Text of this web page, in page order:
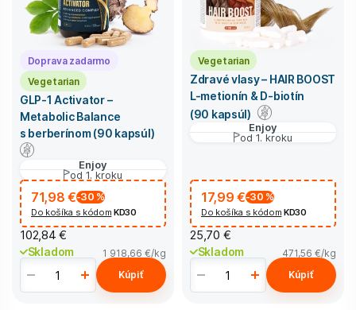
Doprava zadarmo
Vegetarian
GLP-1 Activator –
Metabolic Balance
s berberínom (90 kapsúl)
Enjoy
od 1. kroku
71,98 €-30 %
Do košíka s kódom KD30
102,84 €
Skladom 1 918,66 €/kg
Kúpiť
Vegetarian
Zdravé vlasy – HAIR BOOST
L-metionín & D-biotín
(90 kapsúl)
Enjoy
od 1. kroku
17,99 €-30 %
Do košíka s kódom KD30
25,70 €
Skladom 471,56 €/kg
Kúpiť